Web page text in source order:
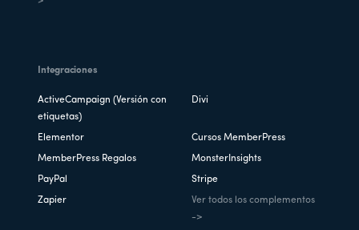
Integraciones
ActiveCampaign (Versión con
etiquetas)
Divi
Elementor Cursos MemberPress
MemberPress Regalos MonsterInsights
PayPal Stripe
Zapier
Ver todos los complementos
->